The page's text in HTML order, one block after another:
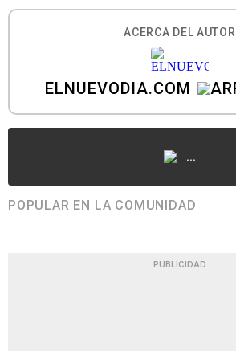
ACERCA DEL AUTOR
ELNUEVODIA.COM
...
POPULAR EN LA COMUNIDAD
PUBLICIDAD